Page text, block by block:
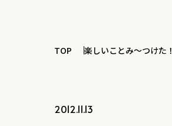
TOP 楽しいことみ～つけた！
2012.11.13